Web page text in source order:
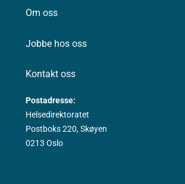
Om oss
Jobbe hos oss
Kontakt oss
Postadresse:
Helsedirektoratet
Postboks 220, Skøyen
0213 Oslo